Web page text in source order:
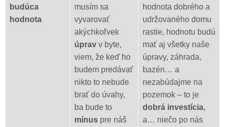
budúca
hodnota
musím sa
vyvarovať
akýchkoľvek
úprav v byte,
viem, že keď ho
budem predávať
nikto to nebude
brať do úvahy,
ba bude to
mínus pre náš
hodnota dobrého a
udržovaného domu
rastie, hodnotu budú
mať aj všetky naše
úpravy, záhrada,
bazén… a
nezabúdajme na
pozemok – to je
dobrá investícia,
a… niečo po nás